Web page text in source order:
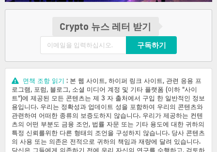
Crypto 뉴스 레터 받기
구독하기
면책 조항 읽기 : 본 웹 사이트, 하이퍼 링크 사이트, 관련 응용 프
로그램, 포럼, 블로그, 소셜 미디어 계정 및 기타 플랫폼 (이하 "사이
트")에 제공된 모든 콘텐츠는 제 3 자 출처에서 구입 한 일반적인 정보
용입니다. 우리는 정확성과 업데이트 성을 포함하여 우리의 콘텐츠와
관련하여 어떠한 종류의 보증도하지 않습니다. 우리가 제공하는 컨텐
츠의 어떤 부분도 금융 조언, 법률 자문 또는 기타 용도에 대한 귀하의
특정 신뢰를위한 다른 형태의 조언을 구성하지 않습니다. 당사 콘텐츠
의 사용 또는 의존은 전적으로 귀하의 책임과 재량에 달려 있습니다.
당신은 그들에게 의존하기 전에 우리 자신의 연구를 수행하고, 검토하